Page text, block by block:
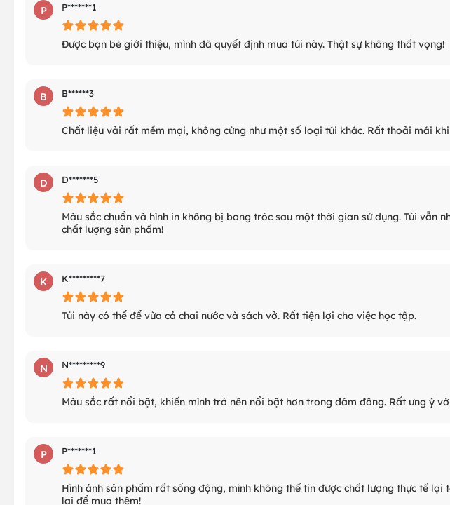
P P*******1
Được bạn bè giới thiệu, mình đã quyết định mua túi này. Thật sự không thất vọng!
B B******3
Chất liệu vải rất mềm mại, không cứng như một số loại túi khác. Rất thoải mái
D D*******5
Màu sắc chuẩn và hình in không bị bong tróc sau một thời gian sử dụng. Túi vẫn
chất lượng sản phẩm!
K K*********7
Túi này có thể để vừa cả chai nước và sách vở. Rất tiện lợi cho việc học tập.
N N*********9
Màu sắc rất nổi bật, khiến mình trở nên nổi bật hơn trong đám đông. Rất ưng ý
P P*******1
Hình ảnh sản phẩm rất sống động, mình không thể tin được chất lượng thực tế lại
lại để mua thêm!